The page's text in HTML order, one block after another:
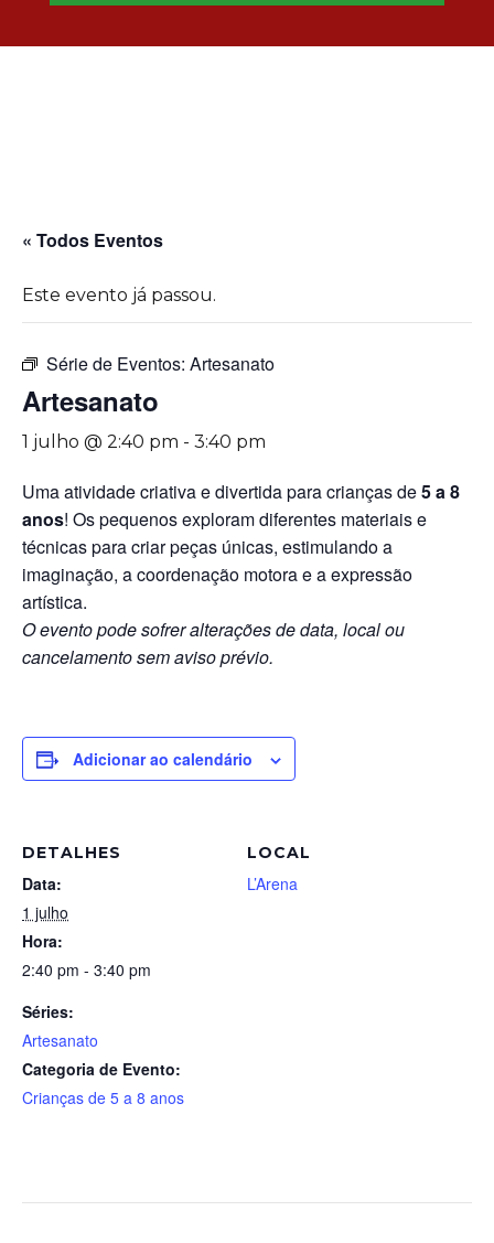
« Todos Eventos
Este evento já passou.
Série de Eventos: Artesanato
Artesanato
1 julho @ 2:40 pm - 3:40 pm
Uma atividade criativa e divertida para crianças de5 a 8
anos! Os pequenos exploram diferentes materiais e
técnicas para criar peças únicas, estimulando a
imaginação, a coordenação motora e a expressão
artística.
O evento pode sofrer alterações de data, local ou
cancelamento sem aviso prévio.
Adicionar ao calendário
DETALHES
Data:
1 julho
Hora:
2:40 pm - 3:40 pm
Séries:
Artesanato
Categoria de Evento:
Crianças de 5 a 8 anos
LOCAL
L’Arena